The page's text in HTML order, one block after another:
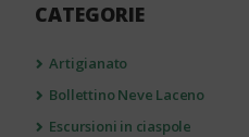
CATEGORIE
Artigianato
Bollettino Neve Laceno
Escursioni in ciaspole